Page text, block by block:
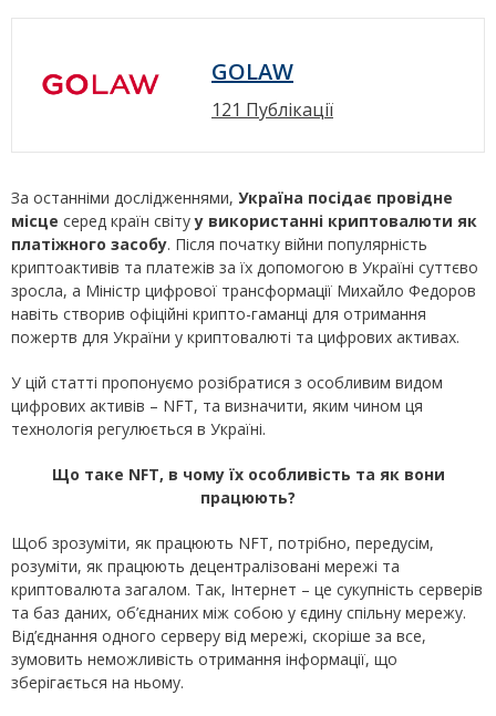
GOLAW
121 Публікації
За останніми дослідженнями, Україна посідає провідне
місце серед країн світуу використанні криптовалюти як
платіжного засобу. Після початку війни популярність
криптоактивів та платежів за їх допомогою в Україні суттєво
зросла, а Міністр цифрової трансформації Михайло Федоров
навіть створив офіційні крипто-гаманці для отримання
пожертв для України у криптовалюті та цифрових активах.
У цій статті пропонуємо розібратися з особливим видом
цифрових активів – NFT, та визначити, яким чином ця
технологія регулюється в Україні.
Що таке NFT, в чому їх особливість та як вони
працюють?
Щоб зрозуміти, як працюють NFT, потрібно, передусім,
розуміти, як працюють децентралізовані мережі та
криптовалюта загалом. Так, Інтернет – це сукупність серверів
та баз даних, об’єднаних між собою у єдину спільну мережу.
Від’єднання одного серверу від мережі, скоріше за все,
зумовить неможливість отримання інформації, що
зберігається на ньому.